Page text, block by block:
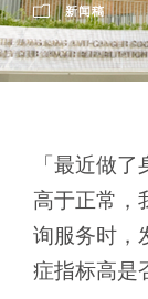
新闻稿
「最近做
高于正常，
询服务时，
症指标高是